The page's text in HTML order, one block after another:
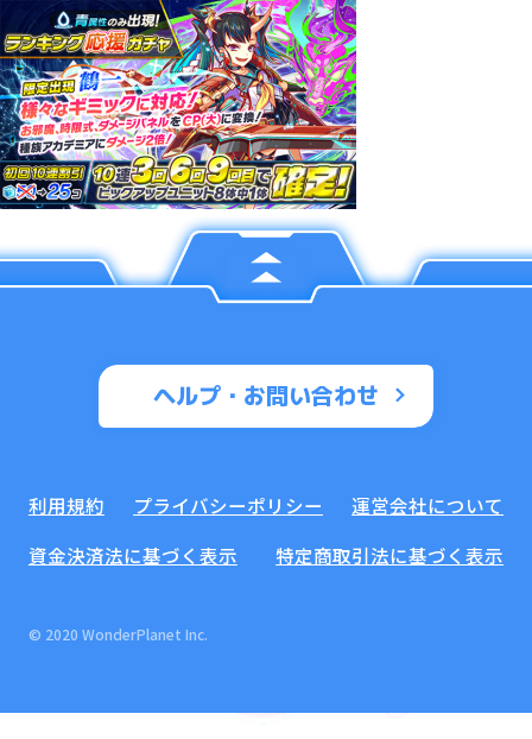
ヘルプ・お問い合わせ
利用規約 プライバシーポリシー
運営会社について
資金決済法に基づく表示
特定商取引法に基づく表示
© 2020 WonderPlanet Inc.